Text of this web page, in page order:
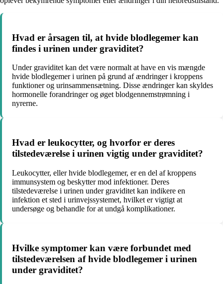
Hvad er årsagen til, at hvide blodlegemer kan
findes i urinen under graviditet?
Under graviditet kan det være normalt at have en vis mængde
hvide blodlegemer i urinen på grund af ændringer i kroppens
funktioner og urinsammensætning. Disse ændringer kan skyldes
hormonelle forandringer og øget blodgennemstrømning i
nyrerne.
Hvad er leukocytter, og hvorfor er deres
tilstedeværelse i urinen vigtig under graviditet?
Leukocytter, eller hvide blodlegemer, er en del af kroppens
immunsystem og beskytter mod infektioner. Deres
tilstedeværelse i urinen under graviditet kan indikere en
infektion et sted i urinvejssystemet, hvilket er vigtigt at
undersøge og behandle for at undgå komplikationer.
Hvilke symptomer kan være forbundet med
tilstedeværelsen af hvide blodlegemer i urinen
under graviditet?